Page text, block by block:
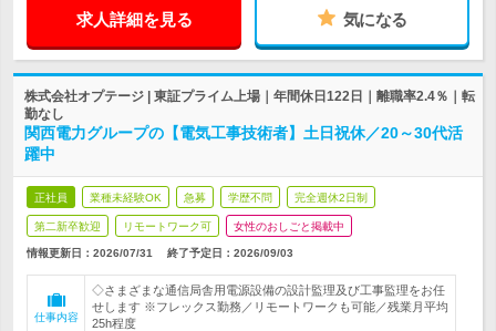
求人詳細を見る 気になる
株式会社オプテージ | 東証プライム上場｜年間休日122日｜離職率2.4％｜転
勤なし
関西電力グループの【電気工事技術者】土日祝休／20～30代活
躍中
正社員 業種未経験OK 急募 学歴不問 完全週休2日制
第二新卒歓迎 リモートワーク可 女性のおしごと掲載中
情報更新日：2026/07/31 終了予定日： 2026/09/03
仕事内容
◇さまざまな通信局舎用電源設備の設計監理及び工事監理をお任
せします ※フレックス勤務／リモートワークも可能／残業月平均
25h程度